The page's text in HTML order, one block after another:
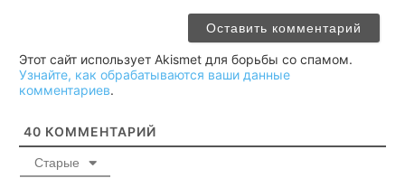
Этот сайт использует Akismet для борьбы со спамом.
Узнайте, как обрабатываются ваши данные
комментариев.
40 КОММЕНТАРИЙ
Старые